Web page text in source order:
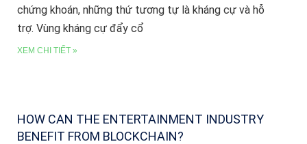
chứng khoán, những thứ tương tự là kháng cự và hỗ
trợ. Vùng kháng cự đẩy cổ
XEM CHI TIẾT »
HOW CAN THE ENTERTAINMENT INDUSTRY
BENEFIT FROM BLOCKCHAIN?